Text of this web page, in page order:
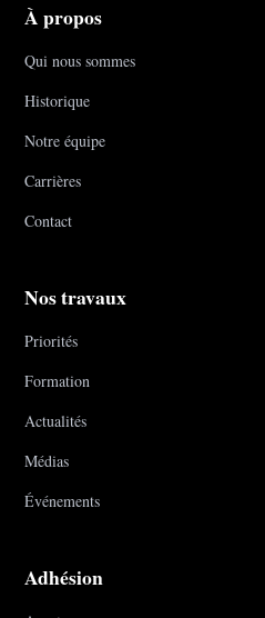
À propos
Qui nous sommes
Historique
Notre équipe
Carrières
Contact
Nos travaux
Priorités
Formation
Actualités
Médias
Événements
Adhésion